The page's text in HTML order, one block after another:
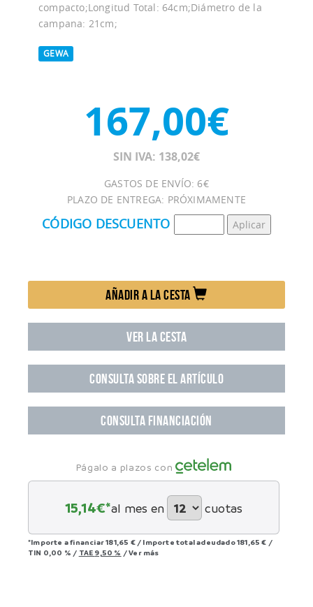
compacto;Longitud Total: 64cm;Diámetro de la
campana: 21cm;
GEWA
167,00€
SIN IVA: 138,02€
GASTOS DE ENVÍO: 6€
PLAZO DE ENTREGA: PRÓXIMAMENTE
CÓDIGO DESCUENTO
AÑADIR A LA CESTA
VER LA CESTA
CONSULTA SOBRE EL ARTÍCULO
CONSULTA FINANCIACIÓN
Págalo a plazos con
15,14€*al mes en cuotas
*Importe a financiar181,65 € / Importe total adeudado181,65 € /
TIN 0,00 % / TAE 9,50 % /Ver más